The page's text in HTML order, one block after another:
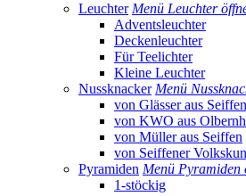
Leuchter Menü Leuchter
Adventsleuchter
Deckenleuchter
Für Teelichter
Kleine Leuchter
Nussknacker Menü
von Glässer aus Seiffen
von KWO aus
von Müller aus Seiffen
von Seiffener
Pyramiden Menü Pyramiden
1-stöckig